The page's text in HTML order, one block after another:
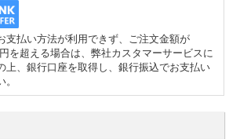
支払い方法が利用できず、ご注文金額が
を超える場合は、弊社カスタマーサービスに
上、銀行口座を取得し、銀行振込でお支払い
。